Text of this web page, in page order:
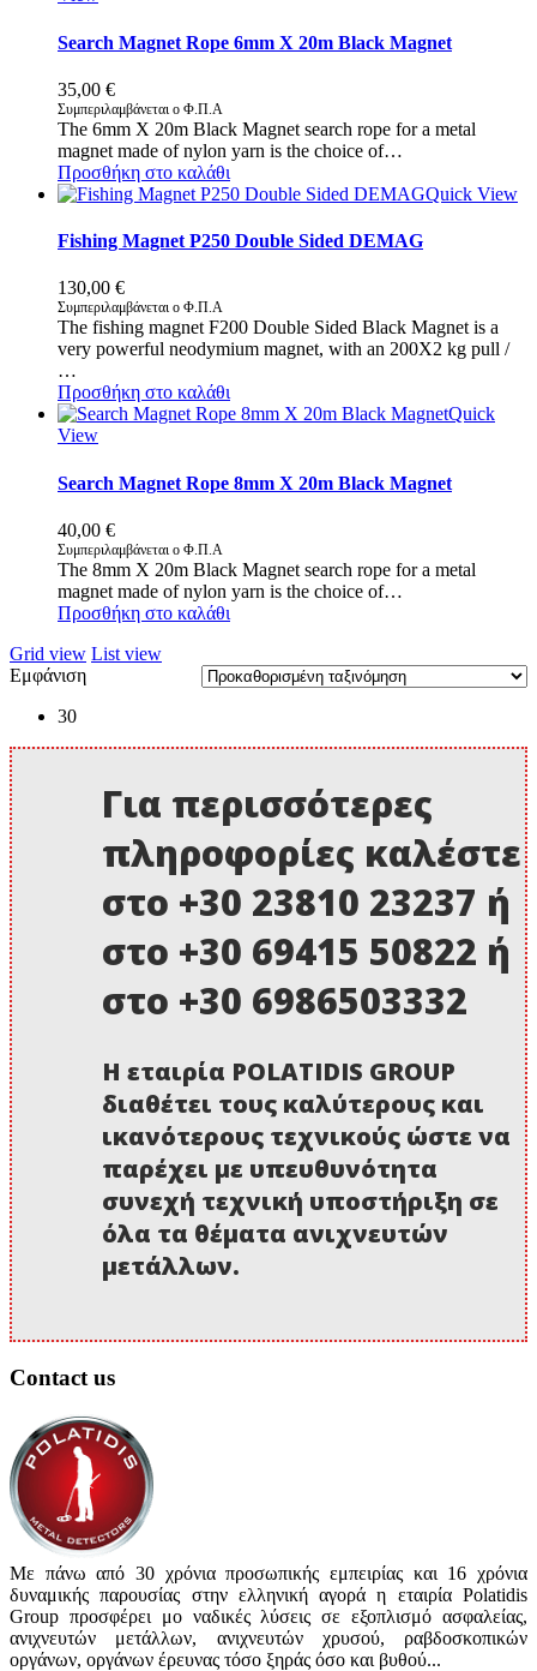
Search Magnet Rope 6mm X 20m Black Magnet
35,00 €
Συμπεριλαμβάνεται ο Φ.Π.Α
The 6mm X 20m Black Magnet search rope for a metal
magnet made of nylon yarn is the choice of…
Προσθήκη στο καλάθι
Quick View
Fishing Magnet P250 Double Sided DEMAG
130,00 €
Συμπεριλαμβάνεται ο Φ.Π.Α
The fishing magnet F200 Double Sided Black Magnet is a
very powerful neodymium magnet, with an 200X2 kg pull /
…
Προσθήκη στο καλάθι
Quick
View
Search Magnet Rope 8mm X 20m Black Magnet
40,00 €
Συμπεριλαμβάνεται ο Φ.Π.Α
The 8mm X 20m Black Magnet search rope for a metal
magnet made of nylon yarn is the choice of…
Προσθήκη στο καλάθι
Grid view List view
Εμφάνιση
30
Για περισσότερες
πληροφορίες καλέστε
στο +30 23810 23237 ή
στο +30 69415 50822 ή
στο +30 6986503332
Η εταιρία POLATIDIS GROUP
διαθέτει τους καλύτερους και
ικανότερους τεχνικούς ώστε να
παρέχει με υπευθυνότητα
συνεχή τεχνική υποστήριξη σε
όλα τα θέματα ανιχνευτών
μετάλλων.
Contact us
Με πάνω από 30 χρόνια προσωπικής εμπειρίας και 16 χρόνια
δυναμικής παρουσίας στην ελληνική αγορά η εταιρία Polatidis
Group προσφέρει μο ναδικές λύσεις σε εξοπλισμό ασφαλείας,
ανιχνευτών μετάλλων, ανιχνευτών χρυσού, ραβδοσκοπικών
οργάνων, οργάνων έρευνας τόσο ξηράς όσο και βυθού...